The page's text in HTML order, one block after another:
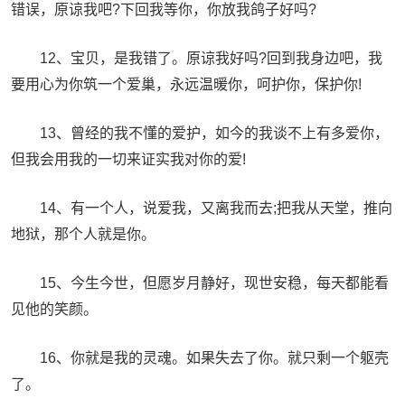
错误，原谅我吧?下回我等你，你放我鸽子好吗?
12、宝贝，是我错了。原谅我好吗?回到我身边吧，我
要用心为你筑一个爱巢，永远温暖你，呵护你，保护你!
13、曾经的我不懂的爱护，如今的我谈不上有多爱你，
但我会用我的一切来证实我对你的爱!
14、有一个人，说爱我，又离我而去;把我从天堂，推向
地狱，那个人就是你。
15、今生今世，但愿岁月静好，现世安稳，每天都能看
见他的笑颜。
16、你就是我的灵魂。如果失去了你。就只剩一个躯壳
了。